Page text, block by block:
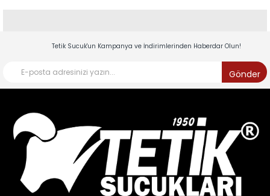
Tetik Sucuk'un Kampanya ve İndirimlerinden Haberdar Olun!
Gönder